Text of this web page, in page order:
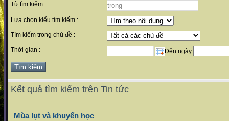
Từ tìm kiếm :
Lựa chọn kiểu tìm kiếm :
Tìm kiếm trong chủ đề :
Thời gian : Đến ngày
Kết quả tìm kiếm trên Tin tức
Mùa lụt và khuyến học